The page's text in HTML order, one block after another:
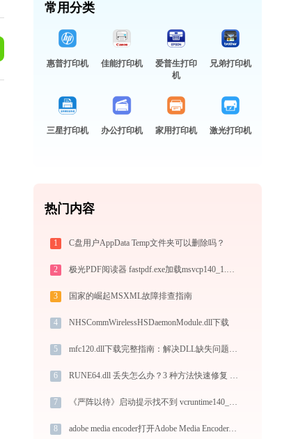
常用分类
惠普打印机 佳能打印机
爱普生打印
机
兄弟打印机
三星打印机 办公打印机 家用打印机 激光打印机
热门内容
1 C盘用户AppData Temp文件夹可以删除吗？
2 极光PDF阅读器 fastpdf.exe加载msvcp140_1.dll文件丢失处理办法
3 国家的崛起MSXML故障排查指南
4 NHSCommWirelessHSDaemonModule.dll下载
5 mfc120.dll下载完整指南：解决DLL缺失问题，官方免费版支持32/64位系统
6 RUNE64.dll 丢失怎么办？3 种方法快速修复 - 专家教程
7 《严阵以待》启动提示找不到 vcruntime140_1.dll？5 种方案手把手帮你解决！
8 adobe media encoder打开Adobe Media Encoder.exe提示0xc000007b错误码怎么办